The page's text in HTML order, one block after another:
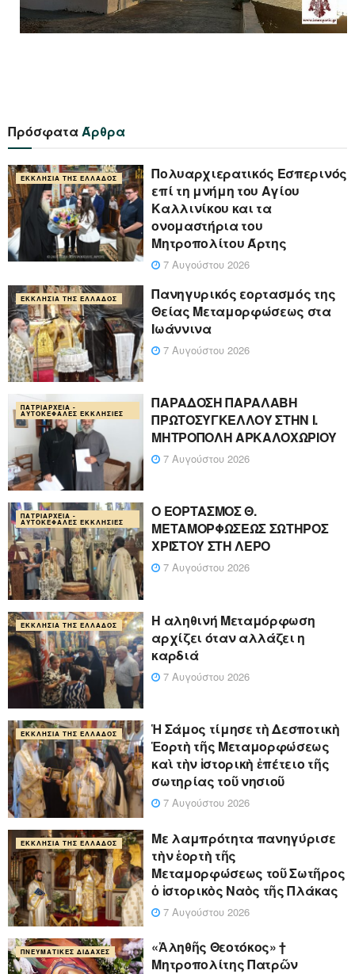
ΠρόσφαταΆρθρα
ΕΚΚΛΗΣΊΑ ΤΗΣ ΕΛΛΆΔΟΣ
Πολυαρχιερατικός Εσπερινός
επί τη μνήμη του Αγίου
Καλλινίκου και τα
ονομαστήρια του
Μητροπολίτου Άρτης
7 Αυγούστου 2026
ΕΚΚΛΗΣΊΑ ΤΗΣ ΕΛΛΆΔΟΣ
Πανηγυρικός εορτασμός της
Θείας Μεταμορφώσεως στα
Ιωάννινα
7 Αυγούστου 2026
ΠΑΤΡΙΑΡΧΕΊΑ -
ΑΥΤΟΚΈΦΑΛΕΣ ΕΚΚΛΗΣΊΕΣ
ΠΑΡΑΔΟΣΗ ΠΑΡΑΛΑΒΗ
ΠΡΩΤΟΣΥΓΚΕΛΛΟΥ ΣΤΗΝ Ι.
ΜΗΤΡΟΠΟΛΗ ΑΡΚΑΛΟΧΩΡΙΟΥ
7 Αυγούστου 2026
ΠΑΤΡΙΑΡΧΕΊΑ -
ΑΥΤΟΚΈΦΑΛΕΣ ΕΚΚΛΗΣΊΕΣ
Ο ΕΟΡΤΑΣΜΟΣ Θ.
ΜΕΤΑΜΟΡΦΩΣΕΩΣ ΣΩΤΗΡΟΣ
ΧΡΙΣΤΟΥ ΣΤΗ ΛΕΡΟ
7 Αυγούστου 2026
ΕΚΚΛΗΣΊΑ ΤΗΣ ΕΛΛΆΔΟΣ
Η αληθινή Μεταμόρφωση
αρχίζει όταν αλλάζει η
καρδιά
7 Αυγούστου 2026
ΕΚΚΛΗΣΊΑ ΤΗΣ ΕΛΛΆΔΟΣ
Ἡ Σάμος τίμησε τὴ Δεσποτικὴ
Ἑορτὴ τῆς Μεταμορφώσεως
καὶ τὴν ἱστορικὴ ἐπέτειο τῆς
σωτηρίας τοῦ νησιοῦ
7 Αυγούστου 2026
ΕΚΚΛΗΣΊΑ ΤΗΣ ΕΛΛΆΔΟΣ
Με λαμπρότητα πανηγύρισε
τὴν ἑορτὴ τῆς
Μεταμορφώσεως τοῦ Σωτῆρος
ὁ ἱστορικὸς Ναὸς τῆς Πλάκας
7 Αυγούστου 2026
ΠΝΕΥΜΑΤΙΚΈΣ ΔΙΔΑΧΈΣ
«Ἀληθῆς Θεοτόκος» †
Μητροπολίτης Πατρῶν